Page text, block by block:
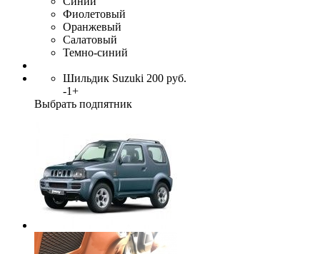
Фиолетовый
Оранжевый
Салатовый
Темно-синий
Шильдик Suzuki 200 руб.
-1+
Выбрать подпятник